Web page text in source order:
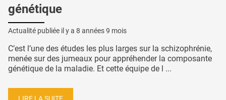
génétique
Actualité publiée il y a 8 années 9 mois
C’est l’une des études les plus larges sur la schizophrénie,
menée sur des jumeaux pour appréhender la composante
génétique de la maladie. Et cette équipe de l ...